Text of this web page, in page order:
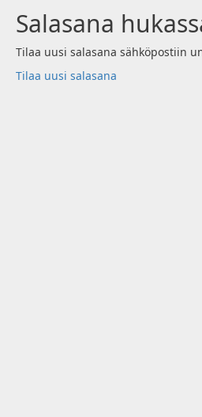
Salasana
Tilaa uusi salasana sähköpostiin
Tilaa uusi salasana